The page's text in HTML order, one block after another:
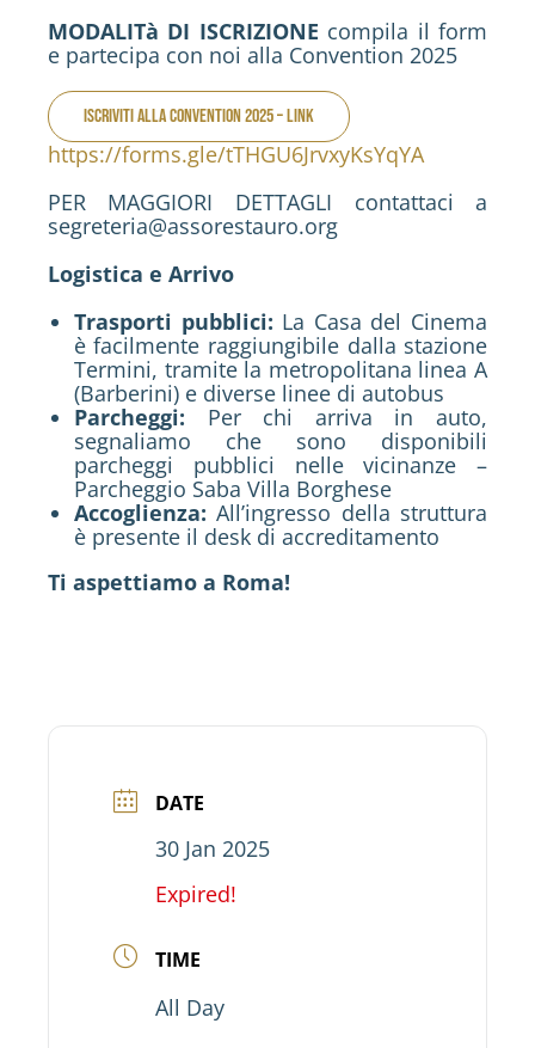
MODALITà DI ISCRIZIONE compila il form
e partecipa con noi alla Convention 2025
ISCRIVITI ALLA CONVENTION 2025 – LINK
https://forms.gle/tTHGU6JrvxyKsYqYA
PER MAGGIORI DETTAGLI contattaci a
segreteria@assorestauro.org
Logistica e Arrivo
Trasporti pubblici: La Casa del Cinema
è facilmente raggiungibile dalla stazione
Termini, tramite la metropolitana linea A
(Barberini) e diverse linee di autobus
Parcheggi: Per chi arriva in auto,
segnaliamo che sono disponibili
parcheggi pubblici nelle vicinanze –
Parcheggio Saba Villa Borghese
Accoglienza: All’ingresso della struttura
è presente il desk di accreditamento
Ti aspettiamo a Roma!
DATE
30 Jan 2025
Expired!
TIME
All Day